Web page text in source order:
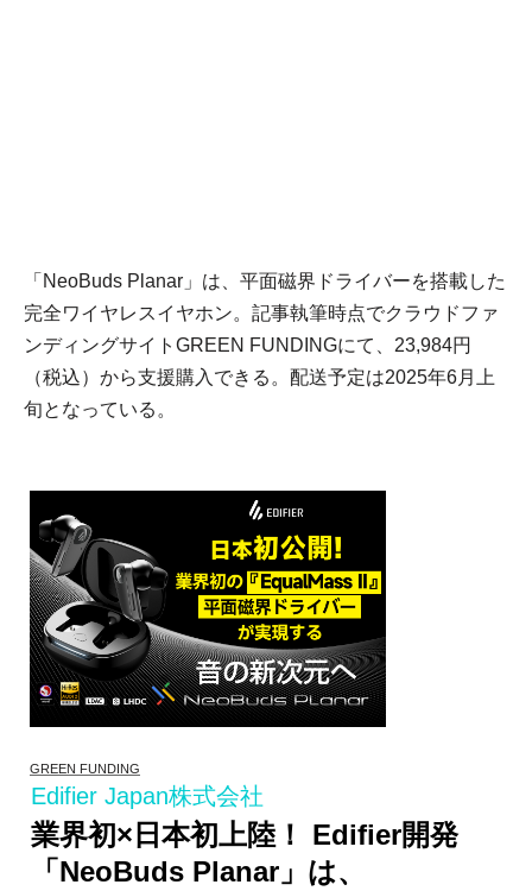
「NeoBuds Planar」は、平面磁界ドライバーを搭載した
完全ワイヤレスイヤホン。記事執筆時点でクラウドファ
ンディングサイトGREEN FUNDINGにて、23,984円
（税込）から支援購入できる。配送予定は2025年6月上
旬となっている。
GREEN FUNDING
Edifier Japan株式会社
業界初×日本初上陸！ Edifier開発
「NeoBuds Planar」は、